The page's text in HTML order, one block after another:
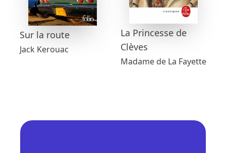
Sur la route
Jack Kerouac
La Princesse de
Clèves
Madame de La Fayette